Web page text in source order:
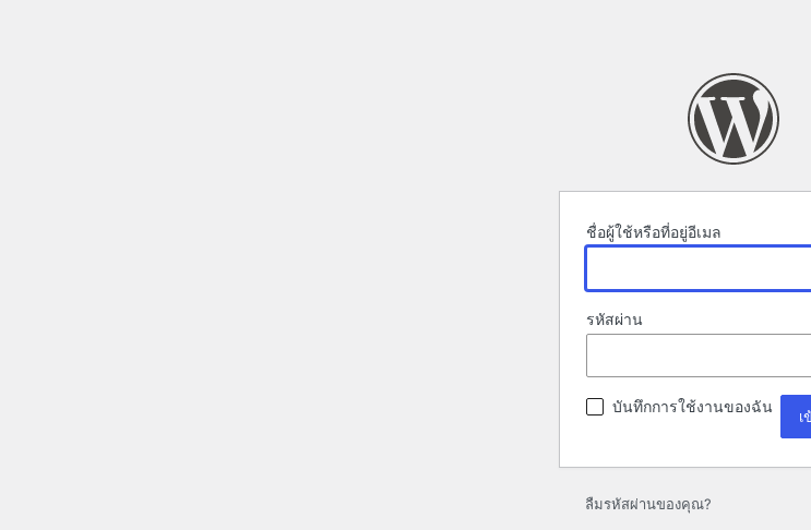
ชื่อผู้ใช้หรือที่อยู่อีเมล
รหัสผ่าน
บันทึกการใช้งานของฉัน
ลืมรหัสผ่านของคุณ?